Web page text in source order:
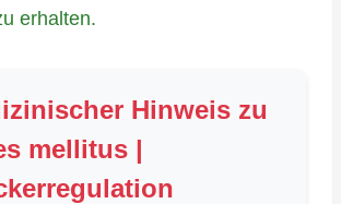
erhalten.
Hinweis zu
mellitus |